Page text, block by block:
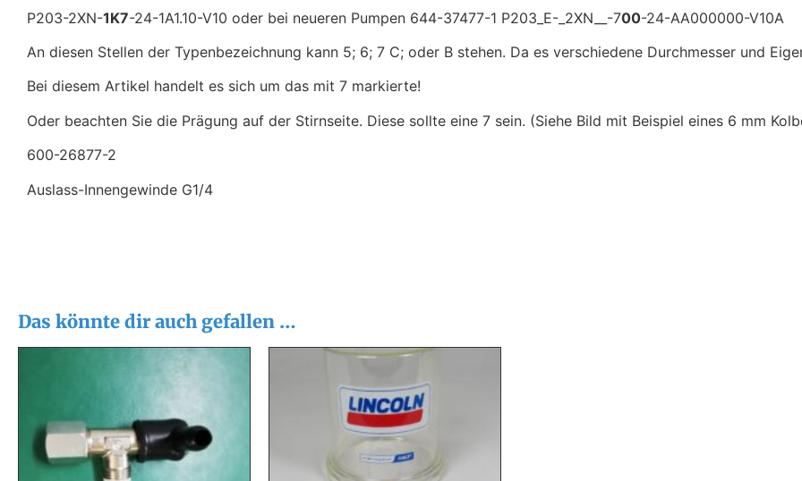
P203-2XN-1K7-24-1A1.10-V10 oder bei neueren Pumpen 644-37477-1 P203_E-_2XN__-700-24-AA000000-V10A
An diesen Stellen der Typenbezeichnung kann 5; 6; 7 C; oder B stehen. Da es verschiedene Durchmesser und
Bei diesem Artikel handelt es sich um das mit 7 markierte!
Oder beachten Sie die Prägung auf der Stirnseite. Diese sollte eine 7 sein. (Siehe Bild mit Beispiel eines 6 mm
600-26877-2
Auslass-Innengewinde G1/4
Das könnte dir auch gefallen …